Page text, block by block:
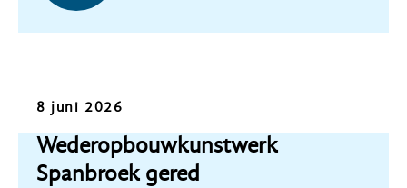
Nieuws
8 juni 2026
Wederopbouwkunstwerk
Spanbroek gered